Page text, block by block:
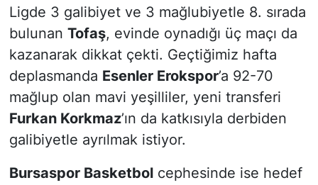
Ligde 3 galibiyet ve 3 mağlubiyetle 8. sırada
bulunan Tofaş, evinde oynadığı üç maçı da
kazanarak dikkat çekti. Geçtiğimiz hafta
deplasmanda Esenler Erokspor’a 92-70
mağlup olan mavi yeşilliler, yeni transferi
Furkan Korkmaz’ın da katkısıyla derbiden
galibiyetle ayrılmak istiyor.
Bursaspor Basketbolcephesinde ise hedef